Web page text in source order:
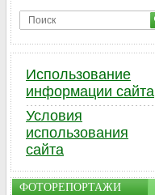
Использование
информации сайта
Условия
использования
сайта
ФОТОРЕПОРТАЖИ